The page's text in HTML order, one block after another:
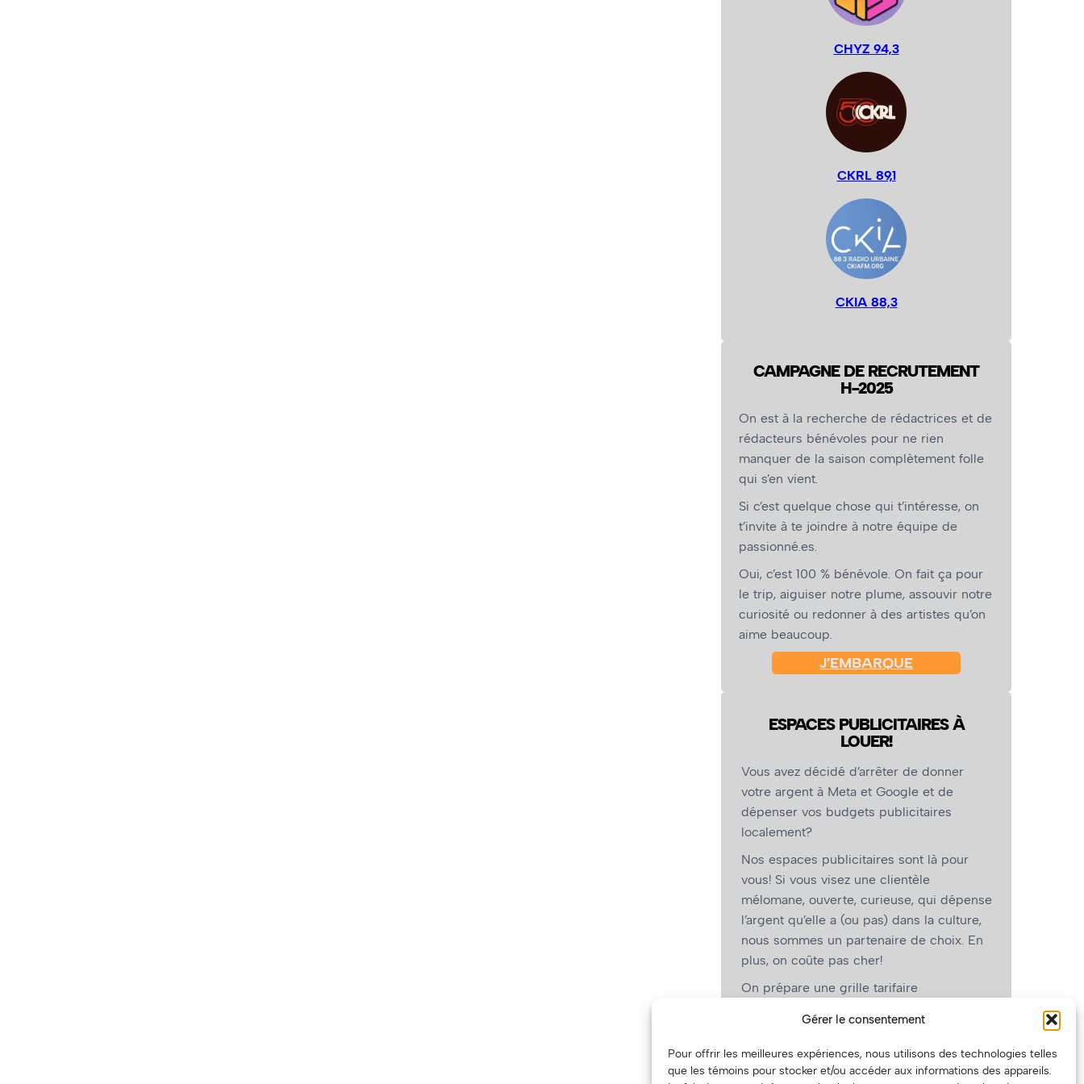
Gérer le consentement
Pour offrir les meilleures expériences, nous utilisons des technologies telles
que les témoins pour stocker et/ou accéder aux informations des appareils.
CHYZ 94,3
CKRL 89,1
CKIA 88,3
CAMPAGNE DE RECRUTEMENT
H-2025
On est à la recherche de rédactrices et de
rédacteurs bénévoles pour ne rien
manquer de la saison complètement folle
qui s’en vient.
Si c’est quelque chose qui t’intéresse, on
t’invite à te joindre à notre équipe de
passionné.es.
Oui, c’est 100 % bénévole. On fait ça pour
le trip, aiguiser notre plume, assouvir notre
curiosité ou redonner à des artistes qu’on
aime beaucoup.
J’EMBARQUE
ESPACES PUBLICITAIRES À
LOUER!
Vous avez décidé d’arrêter de donner
votre argent à Meta et Google et de
dépenser vos budgets publicitaires
localement?
Nos espaces publicitaires sont là pour
vous! Si vous visez une clientèle
mélomane, ouverte, curieuse, qui dépense
l’argent qu’elle a (ou pas) dans la culture,
nous sommes un partenaire de choix. En
plus, on coûte pas cher!
On prépare une grille tarifaire
vous, les artistes!)